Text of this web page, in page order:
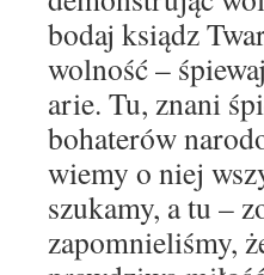
bodaj ksiądz
wolność –
arie. Tu, znani
bohaterów
wiemy o niej
szukamy, a tu –
zapomnieliśmy,